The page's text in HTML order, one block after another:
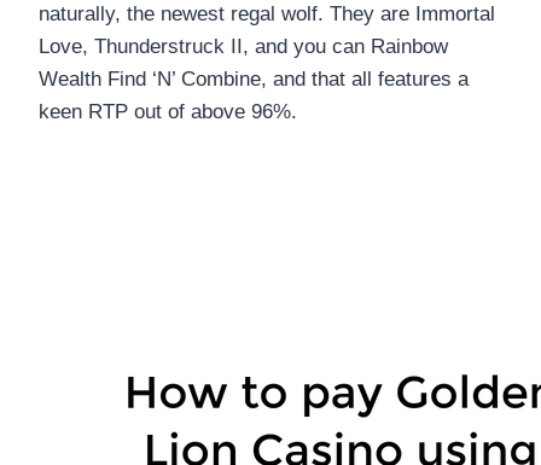
naturally, the newest regal wolf. They are Immortal
Love, Thunderstruck II, and you can Rainbow
Wealth Find ‘N’ Combine, and that all features a
keen RTP out of above 96%.